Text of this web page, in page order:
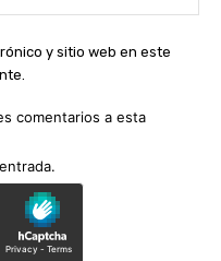
y sitio web en este
comentarios a esta